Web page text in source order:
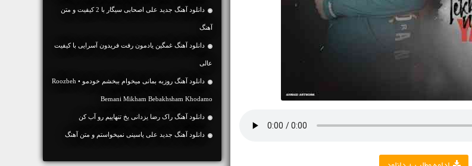
دانلود آهنگ جديد علی اصحابی سیگار با 2 کیفیت و متن
آهنگ
دانلود آهنگ غمگین یادمون رفت فریدون آسرایی با کیفیت
عالی
دانلود آهنگ روزبه بمانی میخوام ببخشم خودمو • Roozbeh
Bemani Mikham Bebakhsham Khodamo
دانلود آهنگ راک رضا یزدانی یخ تنهاییم رو آب کن
دانلود آهنگ جديد علی یاسینی نمیخواستم و متن آهنگ